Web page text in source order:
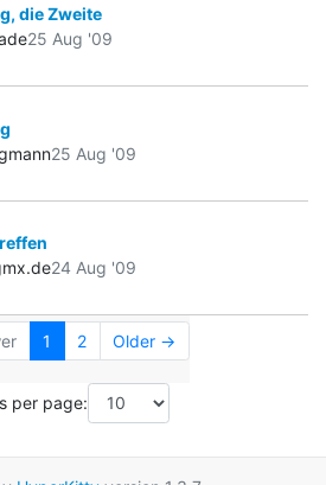
die Zweite
25 Aug '09
25 Aug '09
24 Aug '09
1 2 Older →
per page: